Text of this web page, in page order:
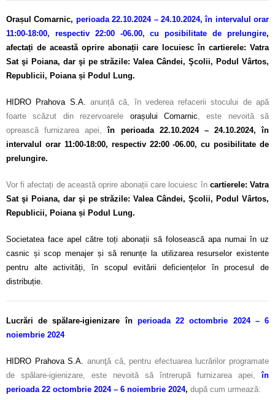
Orașul Comarnic, perioada 22.10.2024 – 24.10.2024, în intervalul orar
11:00-18:00, respectiv 22:00 -06.00, cu posibilitate de prelungire,
afectați de această oprire abonații care locuiesc în cartierele: Vatra
Sat şi Poiana, dar şi pe străzile: Valea Cândei, Şcolii, Podul Vârtos,
Republicii, Poiana și Podul Lung.
HIDRO Prahova S.A. anunță că, în vederea refacerii stocului de apă
foarte scăzut din rezervoarele orașului Comarnic, este nevoită să
oprească furnizarea apei,în perioada 22.10.2024 – 24.10.2024, în
intervalul orar 11:00-18:00, respectiv 22:00 -06.00, cu posibilitate de
prelungire.
Vor fi afectați de această oprire abonații care locuiesc în cartierele: Vatra
Sat şi Poiana, dar şi pe străzile: Valea Cândei, Şcolii, Podul Vârtos,
Republicii, Poiana și Podul Lung.
Societatea face apel către toți abonații să folosească apa numai în uz
casnic și scop menajer și să renunțe la utilizarea resurselor existente
pentru alte activități, în scopul evitării deficiențelor în procesul de
distribuție.
Lucrări de spălare-igienizare înperioada 22 octombrie 2024 – 6
noiembrie 2024
HIDRO Prahova S.A.
anunţă că, pentru efectuarea lucrărilor programate
de spălare-igienizare, este nevoită să întrerupă furnizarea apei,în
perioada 22 octombrie 2024 – 6 noiembrie 2024, după cum urmează: